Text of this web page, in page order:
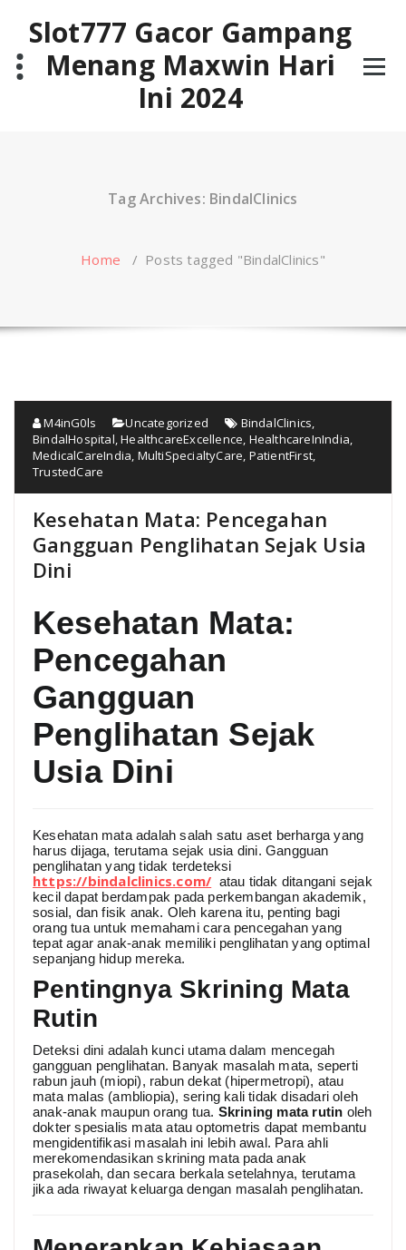
contentSlot777 Gacor Gampang
Menang Maxwin Hari
Ini 2024
Tag Archives: BindalClinics
Home / Posts tagged "BindalClinics"
M4inG0ls Uncategorized BindalClinics
BindalHospital ,HealthcareExcellence HealthcareInIndia
MedicalCareIndia MultiSpecialtyCare PatientFirst
TrustedCare
Kesehatan Mata: Pencegahan
Gangguan Penglihatan Sejak Usia
Dini
Kesehatan Mata:
Pencegahan
Gangguan
Penglihatan Sejak
Usia Dini
Kesehatan mata adalah salah satu aset berharga yang
harus dijaga, terutama sejak usia dini. Gangguan
penglihatan yang tidak terdeteksi
https://bindalclinics.com/ atau tidak ditangani sejak
kecil dapat berdampak pada perkembangan akademik,
sosial, dan fisik anak. Oleh karena itu, penting bagi
orang tua untuk memahami cara pencegahan yang
tepat agar anak-anak memiliki penglihatan yang optimal
sepanjang hidup mereka.
Pentingnya Skrining Mata
Rutin
Deteksi dini adalah kunci utama dalam mencegah
gangguan penglihatan. Banyak masalah mata, seperti
rabun jauh (miopi), rabun dekat (hipermetropi), atau
mata malas (ambliopia), sering kali tidak disadari oleh
anak-anak maupun orang tua. Skrining mata rutin oleh
dokter spesialis mata atau optometris dapat membantu
mengidentifikasi masalah ini lebih awal. Para ahli
merekomendasikan skrining mata pada anak
prasekolah, dan secara berkala setelahnya, terutama
jika ada riwayat keluarga dengan masalah penglihatan.